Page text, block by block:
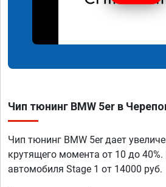
Чип тюнинг BMW 5er в
Чип тюнинг BMW 5er дает
крутящего момента от 10 до
автомобиля Stage 1 от 14000 руб.